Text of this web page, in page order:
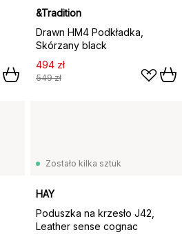
&Tradition
Drawn HM4 Podkładka,
Skórzany black
494 zł
549 zł
Zostało kilka sztuk
HAY
Poduszka na krzesło J42,
Leather sense cognac